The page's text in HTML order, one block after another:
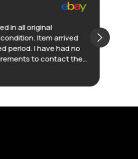
in all original
Item arrived
period. I have had no
to contact the
anyone to view this